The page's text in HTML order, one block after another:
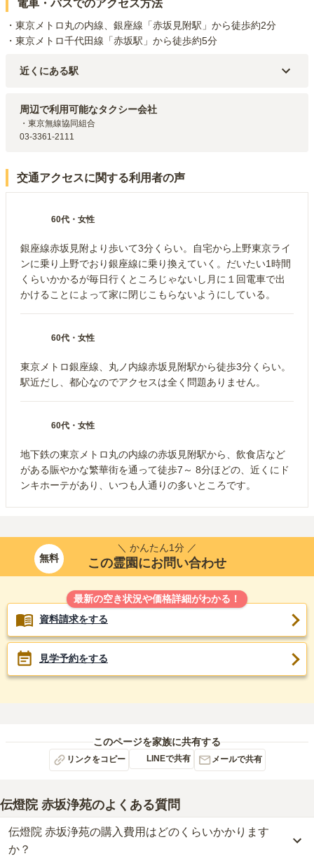
電車・バスでのアクセス方法
・東京メトロ丸の内線、銀座線「赤坂見附駅」から徒歩約2分
・東京メトロ千代田線「赤坂駅」から徒歩約5分
近くにある駅
東京メトロ有楽町線
永田町駅（672m
東京メトロ銀座線
東京メトロ有楽町線
周辺で利用可能なタクシー会社
・東京無線協同組合
03-3361-2111
交通アクセスに関する利用者の声
60代 ・ 女性
銀座線赤坂見附より歩いて3分くらい。自宅から上野東京ライ
ンに乗り上野でおり銀座線に乗り換えていく。だいたい1時間
くらいかかるが毎日行くところじゃないし月に１回電車で出
かけることによって家に閉じこもらないようにしている。
60代 ・ 女性
東京メトロ銀座線、丸ノ内線赤坂見附駅から徒歩3分くらい。
駅近だし、都心なのでアクセスは全く問題ありません。
60代 ・ 女性
地下鉄の東京メトロ丸の内線の赤坂見附駅から、飲食店など
がある賑やかな繁華街を通って徒歩7～ 8分ほどの、近くにド
ンキホーテがあり、いつも人通りの多いところです。
無料
＼ かんたん1分 ／
この霊園にお問い合わせ
最新の空き状況や価格詳細がわかる！
資料請求をする
見学予約をする
このページを家族に共有する
リンクをコピー LINEで共有 メールで共有
伝燈院 赤坂浄苑のよくある質問
伝燈院 赤坂浄苑の購入費用はどのくらいかかります
か？